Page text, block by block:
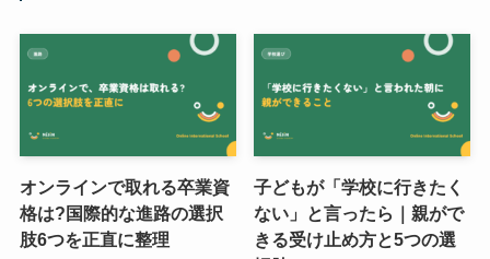
オンラインで取れる卒業資
格は?国際的な進路の選択
肢6つを正直に整理
子どもが「学校に行きたく
ない」と言ったら｜親がで
きる受け止め方と5つの選